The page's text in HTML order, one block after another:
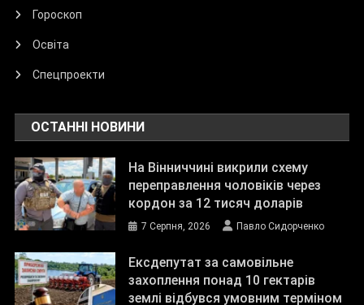
Гороскоп
Освіта
Спецпроекти
ОСТАННІ НОВИНИ
На Вінниччині викрили схему
переправлення чоловіків через
кордон за 12 тисяч доларів
7 Серпня, 2026 Павло Сидорченко
Ексдепутат за самовільне
захоплення понад 10 гектарів
землі відбувся умовним терміном